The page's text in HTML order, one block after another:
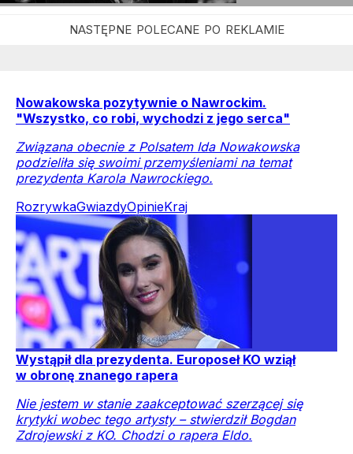
Nowakowska pozytywnie o Nawrockim.
"Wszystko, co robi, wychodzi z jego serca"
Związana obecnie z Polsatem Ida Nowakowska
podzieliła się swoimi przemyśleniami na temat
prezydenta Karola Nawrockiego.
RozrywkaGwiazdyOpinieKraj
Wystąpił dla prezydenta. Europoseł KO wziął
w obronę znanego rapera
Nie jestem w stanie zaakceptować szerzącej się
krytyki wobec tego artysty – stwierdził Bogdan
Zdrojewski z KO. Chodzi o rapera Eldo.